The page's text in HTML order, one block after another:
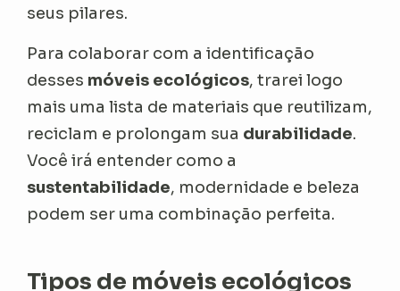
seus pilares.
Para colaborar com a identificação
desses móveis ecológicos, trarei logo
mais uma lista de materiais que reutilizam,
reciclam e prolongam sua durabilidade.
Você irá entender como a
sustentabilidade, modernidade e beleza
podem ser uma combinação perfeita.
Tipos de móveis ecológicos